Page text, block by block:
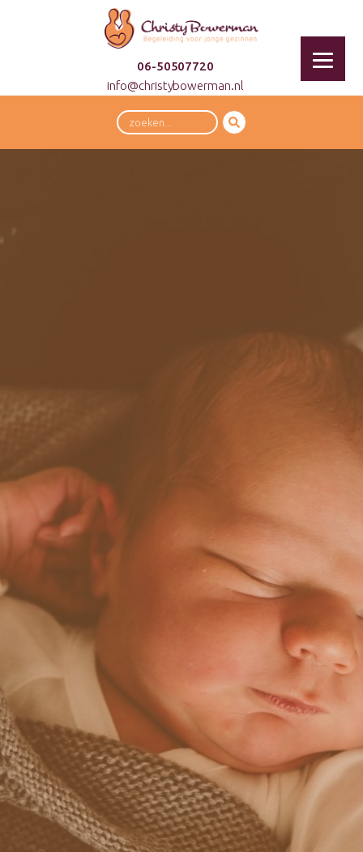
06-50507720
info@christybowerman.nl
Zoeken